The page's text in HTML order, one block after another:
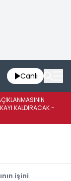
Canlı
KALDIRACAK -
işini